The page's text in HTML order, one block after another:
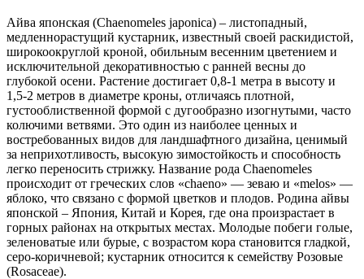
Айва японская (Chaenomeles japonica) – листопадный,
медленнорастущий кустарник, известный своей раскидистой,
широкоокруглой кроной, обильным весенним цветением и
исключительной декоративностью с ранней весны до
глубокой осени. Растение достигает 0,8-1 метра в высоту и
1,5-2 метров в диаметре кроны, отличаясь плотной,
густооблиственной формой с дугообразно изогнутыми, часто
колючими ветвями. Это один из наиболее ценных и
востребованных видов для ландшафтного дизайна, ценимый
за неприхотливость, высокую зимостойкость и способность
легко переносить стрижку. Название рода Chaenomeles
происходит от греческих слов «chaeno» — зеваю и «melos» —
яблоко, что связано с формой цветков и плодов. Родина айвы
японской – Япония, Китай и Корея, где она произрастает в
горных районах на открытых местах. Молодые побеги голые,
зеленоватые или бурые, с возрастом кора становится гладкой,
серо-коричневой; кустарник относится к семейству Розовые
(Rosaceae).